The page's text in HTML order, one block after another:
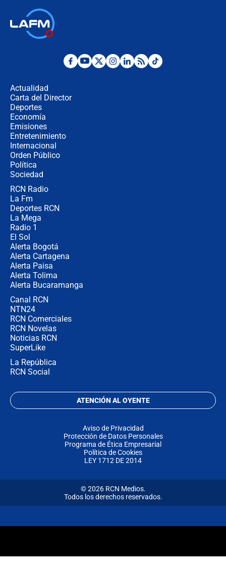
¿Por qué De la Espriella gobernará
Actualidad
Carta del Director
Deportes
Economía
Emisiones
Entretenimiento
Internacional
Orden Público
Política
Sociedad
RCN Radio
La Fm
Deportes RCN
La Mega
Radio 1
El Sol
Alerta Bogotá
Alerta Cartagena
Alerta Paisa
Alerta Tolima
Alerta Bucaramanga
Canal RCN
NTN24
RCN Comerciales
RCN Novelas
Noticias RCN
SuperLike
La República
RCN Social
ATENCIÓN AL OYENTE
Aviso de Privacidad
Protección de Datos Personales
Programa de Ética Empresarial
Política de Cookies
LEY 1712 DE 2014
© 2026 RCN Medios.
Todos los derechos reservados.